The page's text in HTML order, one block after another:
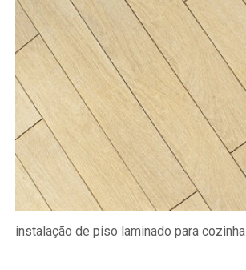
instalação de piso laminado para cozinha